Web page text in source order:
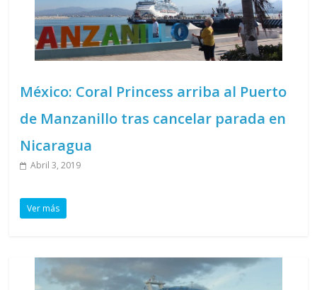
México: Coral Princess arriba al Puerto
de Manzanillo tras cancelar parada en
Nicaragua
Abril 3, 2019
Ver más